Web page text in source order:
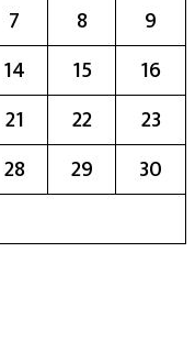
7 8
9
14 15
16
21 22
23
28 29
30